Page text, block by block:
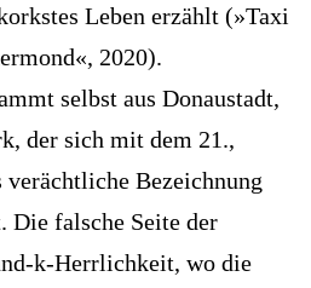
Leben erzählt (»Taxi
2020).
selbst aus Donaustadt,
der sich mit dem 21.,
Bezeichnung
Die falsche Seite der
k-Herrlichkeit, wo die